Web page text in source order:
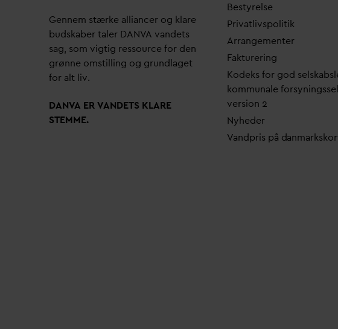
Gennem stærke alliancer og klare
budskaber taler DANVA vandets
sag, som vigtig ressource for den
grønne omstilling og grundlaget
for alt liv.
DANVA ERVANDETS KLARE
STEMME.
Bestyrelse
Privatlivspolitik
Arrangementer
Fakturering
Kodeks for god
kommunale
version 2
Nyheder
Vandpris på d